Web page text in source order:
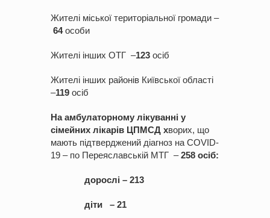
Жителі міської територіальної громади –
64 особи
Жителі інших ОТГ –123 осіб
Жителі інших районів Київської області
–119 осіб
На амбулаторному лікуванні у
сімейних лікарів ЦПМСД хворих, що
мають підтверджений діагноз на COVID-
19 – по Переяславській МТГ –258 осіб:
дорослі – 213
діти – 21